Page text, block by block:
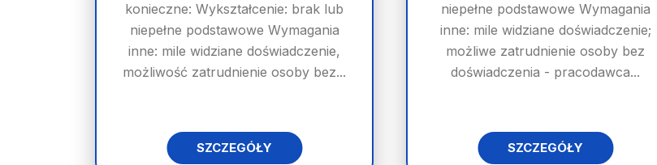
konieczne: Wykształcenie: brak lub
niepełne podstawowe Wymagania
inne: mile widziane doświadczenie,
możliwość zatrudnienie osoby bez...
SZCZEGÓŁY
niepełne podstawowe Wymagania
inne: mile widziane doświadczenie;
możliwe zatrudnienie osoby bez
doświadczenia - pracodawca...
SZCZEGÓŁY